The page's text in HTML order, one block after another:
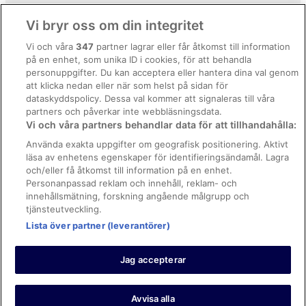
Hotell i Rovato
Hotell i Sale Marasino
Hotell i Salò
Hotell i San Felice del Benaco
Hotell i Sarnico
Hotell i Soiano del Lago
Hotell i Sulzano
Hotell i Torbiato di Adro
Hotell i Torbole Casaglia
Hotell i Verolavecchia
Lägenheter i Iseo
Hotell i Porta Cremona-Volta
Regler och villkor för Vrbo
Tillgänglighetsanpassning
Juridisk information/Kontakta oss
Riktlinjer för innehåll och anmäla innehåll
Hjälp
Kontakta oss
Avboka eller ändra din bokning
Boka ett flyg med flygbolagskredit
Återbetalningsprocess och tidslinjer
© 2026 Expedia, Inc., ett företag inom Expedia Group.
https://www.expediagroup.com/ Med ensamrätt. MrJet är ett
varumärke eller registrerat varumärke som tillhör Expedia, Inc.
Vi bryr oss om din integritet
Vi och våra347 partner lagrar eller får åtkomst till information
på en enhet, som unika ID i cookies, för att behandla
personuppgifter. Du kan acceptera eller hantera dina val genom
att klicka nedan eller när som helst på sidan för
dataskyddspolicy. Dessa val kommer att signaleras till våra
partners och påverkar inte webbläsningsdata.
Vi och våra partners behandlar data för att tillhandahålla:
Använda exakta uppgifter om geografisk positionering. Aktivt
läsa av enhetens egenskaper för identifieringsändamål. Lagra
och/eller få åtkomst till information på en enhet.
Personanpassad reklam och innehåll, reklam- och
innehållsmätning, forskning angående målgrupp och
tjänsteutveckling.
Lista över partner (leverantörer)
Jag accepterar
Avvisa alla